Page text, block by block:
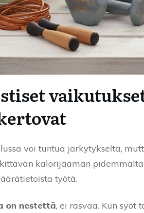
voi tuntua järkytykseltä,
kalorijäämän
työtä.
on nestettä, ei rasvaa. Kun syöt